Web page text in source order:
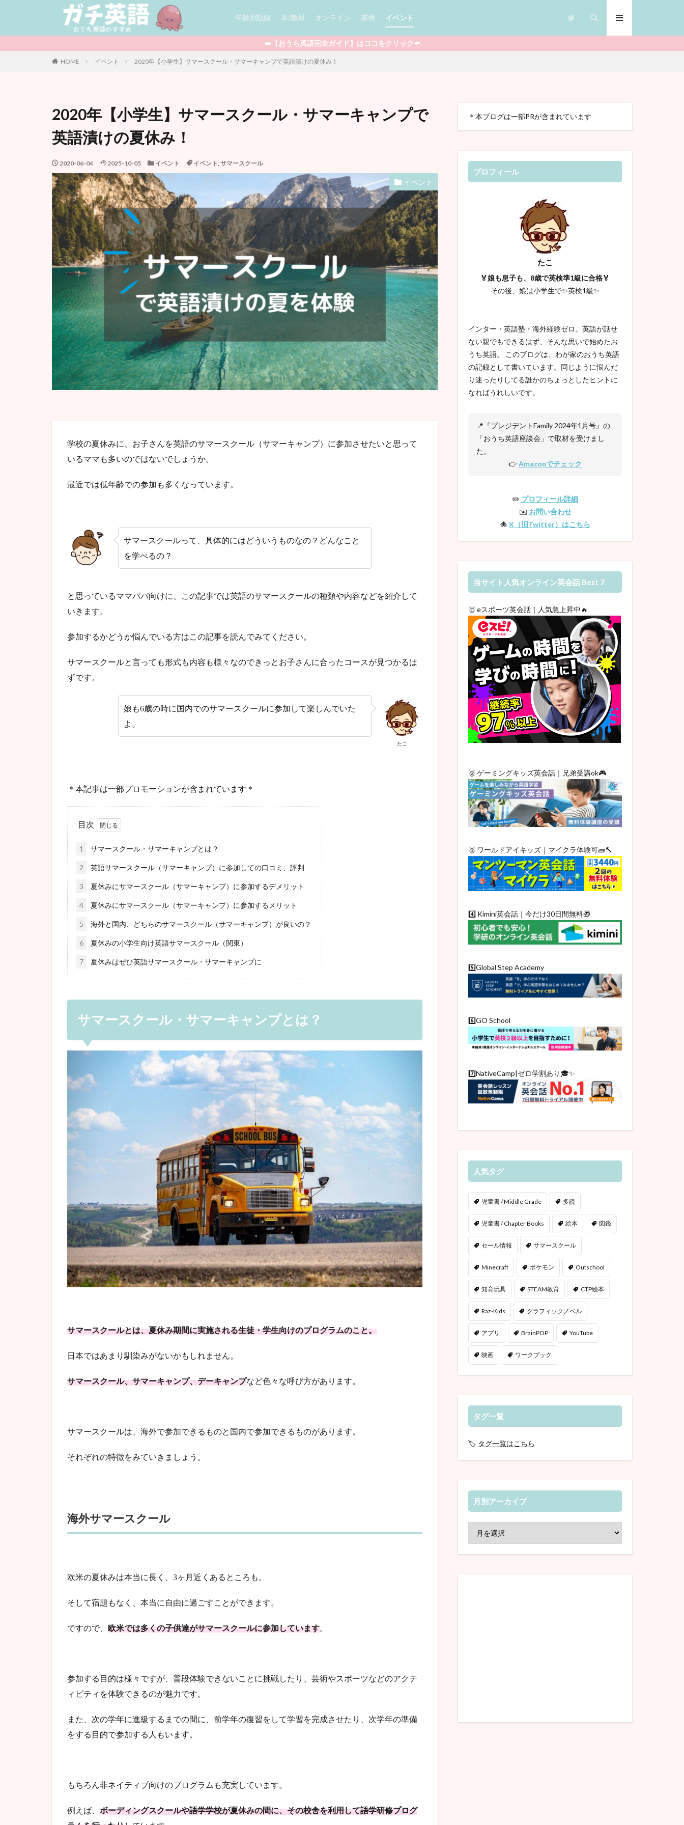
年齢別記録 本/教材 オンライン 英検 イベント
➡️【おうち英語完全ガイド】はココをクリック⬅️
HOME イベント 2020年【小学生】サマースクール・サマーキャンプで英語漬けの夏休み！
2020年【小学生】サマースクール・サマーキャンプで
英語漬けの夏休み！
2020-06-04 2025-10-05 イベント イベント, サマースクール
イベント
学校の夏休みに、お子さんを英語のサマースクール（サマーキャンプ）に参加させたいと思って
いるママも多いのではないでしょうか。
最近では低年齢での参加も多くなっています。
サマースクールって、具体的にはどういうものなの？どんなこと
を学べるの？
と思っているママパパ向けに、この記事では英語のサマースクールの種類や内容などを紹介して
いきます。
参加するかどうか悩んでいる方はこの記事を読んでみてください。
サマースクールと言っても形式も内容も様々なのできっとお子さんに合ったコースが見つかるは
ずです。
たこ
娘も6歳の時に国内でのサマースクールに参加して楽しんでいた
よ。
＊本記事は一部プロモーションが含まれています＊
目次
1 サマースクール・サマーキャンプとは？
2 英語サマースクール（サマーキャンプ）に参加しての口コミ、評判
3 夏休みにサマースクール（サマーキャンプ）に参加するデメリット
4 夏休みにサマースクール（サマーキャンプ）に参加するメリット
5 海外と国内、どちらのサマースクール（サマーキャンプ）が良いの？
6 夏休みの小学生向け英語サマースクール（関東）
7 夏休みはぜひ英語サマースクール・サマーキャンプに
サマースクール・サマーキャンプとは？
サマースクールとは、夏休み期間に実施される生徒・学生向けのプログラムのこと。
日本ではあまり馴染みがないかもしれません。
サマースクール、サマーキャンプ、デーキャンプなど色々な呼び方があります。
サマースクールは、海外で参加できるものと国内で参加できるものがあります。
それぞれの特徴をみていきましょう。
海外サマースクール
欧米の夏休みは本当に長く、3ヶ月近くあるところも。
そして宿題もなく、本当に自由に過ごすことができます。
ですので、 欧米では多くの子供達がサマースクールに参加しています。
参加する目的は様々ですが、普段体験できないことに挑戦したり、芸術やスポーツなどのアクテ
ィビティを体験できるのが魅力です。
また、次の学年に進級するまでの間に、前学年の復習をして学習を完成させたり、次学年の準備
をする目的で参加する人もいます。
もちろん非ネイティブ向けのプログラムも充実しています。
例えば、 ボーディングスクールや語学学校が夏休みの間に、その校舎を利用して語学研修プログ
＊本ブログは一部PRが含まれています
プロフィール
たこ
🏅娘も息子も、8歳で英検準1級に合格🏅
その後、娘は小学生で✨英検1級✨
インター・英語塾・海外経験ゼロ。英語が話せ
ない親でもできるはず、そんな思いで始めたお
うち英語。 このブログは、わが家のおうち英語
の記録として書いています。同じように悩んだ
り迷ったりしてる誰かのちょっとしたヒントに
なればうれしいです。
📍『プレジデントFamily 2024年1月号』の
「おうち英語座談会」で取材を受けまし
た。
👉Amazonでチェック
✏️ プロフィール詳細
✉️ お問い合わせ
🐙 X（旧Twitter）はこちら
当サイト人気オンライン英会話 Best 7
🥇 eスポーツ英会話｜人気急上昇中🔥
🥈 ゲーミングキッズ英会話｜兄弟受講ok🎮
🥉 ワールドアイキッズ｜マイクラ体験可🧱🔨
4️⃣ Kimini英会話｜今だけ30日間無料🎁
5️⃣Global Step Academy
6️⃣GO School
7️⃣NativeCamp|ゼロ学割あり🎓✨
人気タグ
児童書 / Middle Grade 多読
児童書 / Chapter Books 絵本 図鑑
セール情報 サマースクール
Minecraft ポケモン Outschool
知育玩具 STEAM教育 CTP絵本
Raz-Kids グラフィックノベル
アプリ BrainPOP YouTube
映画 ワークブック
タグ一覧
🏷️ タグ一覧はこちら
月別アーカイブ
カテゴリー
サマースクール
Minecraft ポケモン Outschool 知育玩具 STEAM教育
CTP絵本
Raz-Kids
ワークブック
英検
まとめ記事
オンライン
プログラミング
多言語
娘の記録 息子の記録 親向けの本
検索